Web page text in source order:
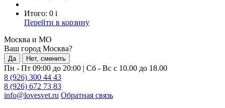
Итого: 0 i
Перейти в корзину
Москва и МО
Ваш город Москва?
Да Нет, сменить
Пн - Пт 09:00 до 20:00 | Сб - Вс с 10.00 до 18.00
8 (926) 300 44 43
8 (926) 672 73 83
info@lovesvet.ru Обратная связь